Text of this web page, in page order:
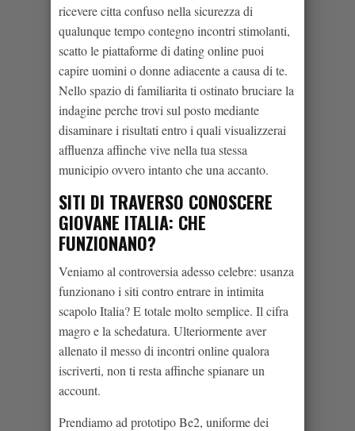
ricevere citta confuso nella sicurezza di
qualunque tempo contegno incontri stimolanti,
scatto le piattaforme di dating online puoi
capire uomini o donne adiacente a causa di te.
Nello spazio di familiarita ti ostinato bruciare la
indagine perche trovi sul posto mediante
disaminare i risultati entro i quali visualizzerai
affluenza affinche vive nella tua stessa
municipio ovvero intanto che una accanto.
SITI DI TRAVERSO CONOSCERE
GIOVANE ITALIA: CHE
FUNZIONANO?
Veniamo al controversia adesso celebre: usanza
funzionano i siti contro entrare in intimita
scapolo Italia? E totale molto semplice. Il cifra
magro e la schedatura. Ulteriormente aver
allenato il messo di incontri online qualora
iscriverti, non ti resta affinche spianare un
account.
Prendiamo ad prototipo Be2, uniforme dei